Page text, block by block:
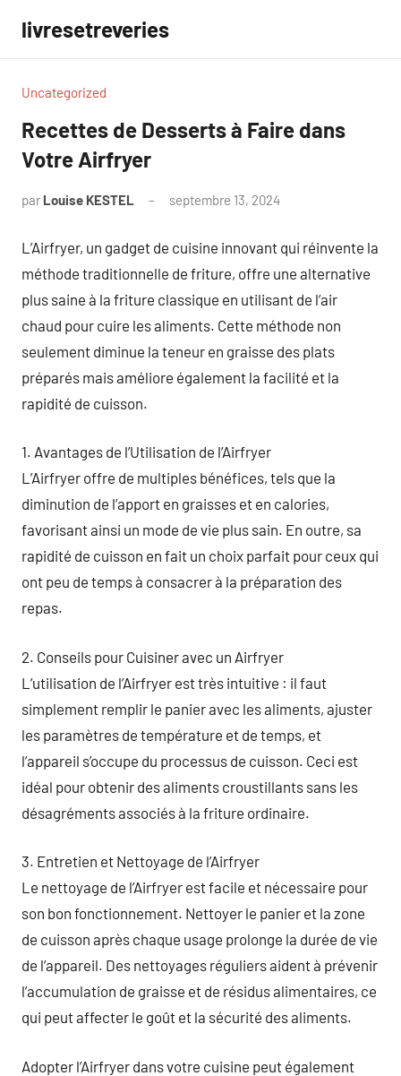
contenu
livresetreveries
Uncategorized
Recettes de Desserts à Faire dans
Votre Airfryer
par Louise KESTEL septembre 13, 2024
L’Airfryer, un gadget de cuisine innovant qui réinvente la
méthode traditionnelle de friture, offre une alternative
plus saine à la friture classique en utilisant de l’air
chaud pour cuire les aliments. Cette méthode non
seulement diminue la teneur en graisse des plats
préparés mais améliore également la facilité et la
rapidité de cuisson.
1. Avantages de l’Utilisation de l’Airfryer
L’Airfryer offre de multiples bénéfices, tels que la
diminution de l’apport en graisses et en calories,
favorisant ainsi un mode de vie plus sain. En outre, sa
rapidité de cuisson en fait un choix parfait pour ceux qui
ont peu de temps à consacrer à la préparation des
repas.
2. Conseils pour Cuisiner avec un Airfryer
L’utilisation de l’Airfryer est très intuitive : il faut
simplement remplir le panier avec les aliments, ajuster
les paramètres de température et de temps, et
l’appareil s’occupe du processus de cuisson. Ceci est
idéal pour obtenir des aliments croustillants sans les
désagréments associés à la friture ordinaire.
3. Entretien et Nettoyage de l’Airfryer
Le nettoyage de l’Airfryer est facile et nécessaire pour
son bon fonctionnement. Nettoyer le panier et la zone
de cuisson après chaque usage prolonge la durée de vie
de l’appareil. Des nettoyages réguliers aident à prévenir
l’accumulation de graisse et de résidus alimentaires, ce
qui peut affecter le goût et la sécurité des aliments.
Adopter l’Airfryer dans votre cuisine peut également